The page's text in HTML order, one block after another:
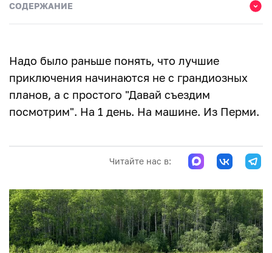
СОДЕРЖАНИЕ
Рассвет, лагман и пирог размером с колесо
Двухэтажная пещера
Река и каменные исполины
Ухоженная Лысьва
Надо было раньше понять, что лучшие
приключения начинаются не с грандиозных
планов, а с простого "Давай съездим
посмотрим". На 1 день. На машине. Из Перми.
Читайте нас в: